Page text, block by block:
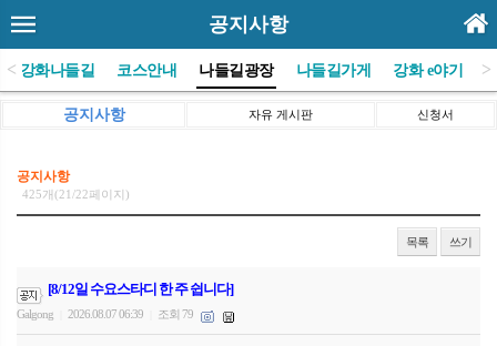
공지사항
<)강화나들길 코스안내 나들길광장 나들길가게 강화 e야기 >
공지사항 자유 게시판 신청서
공지사항
425개(21/22페이지)
목록 쓰기
[8/12일 수요스타디 한 주 쉽니다]
Galgong 2026.08.07 06:39 조회 79